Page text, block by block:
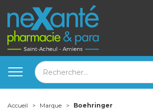
Accueil Marque Boehringer